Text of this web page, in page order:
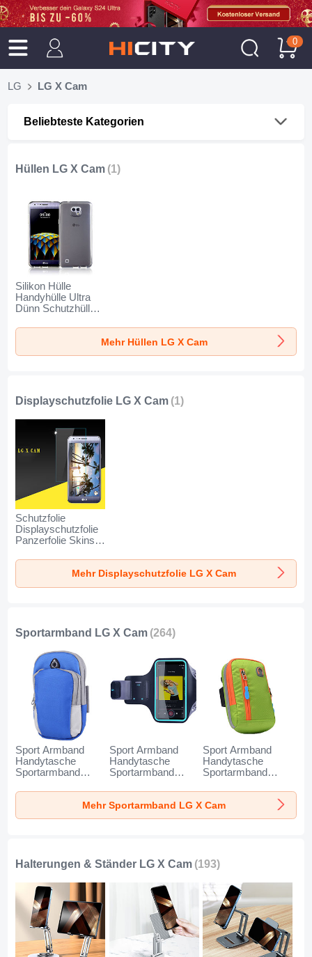
0
LG LG X Cam
Beliebteste Kategorien
Hüllen LG X Cam (1)
Silikon Hülle
Handyhülle Ultra
Dünn Schutzhülle
Transparent für LG
Mehr Hüllen LG X Cam
Displayschutzfolie LG X Cam (1)
Schutzfolie
Displayschutzfolie
Panzerfolie Skins
Gehärtetes Glas
Glasfolie für LG X
Cam Klar
Mehr Displayschutzfolie LG X Cam
Sportarmband LG X Cam (264)
Sport Armband
Handytasche
Sportarmband
Universal A11 für
LG X Cam Blau
Sport Armband
Handytasche
Sportarmband
Universal G03 für
LG X Cam
Schwarz
Sport Armband
Handytasche
Sportarmband
Universal A10 für
LG X Cam Grün
Mehr Sportarmband LG X Cam
Halterungen & Ständer LG X Cam (193)